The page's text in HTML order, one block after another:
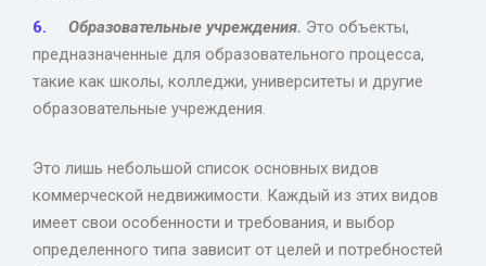
Образовательные учреждения. Это объекты,
предназначенные для образовательного процесса,
такие как школы, колледжи, университеты и другие
образовательные учреждения.
Это лишь небольшой список основных видов
коммерческой недвижимости. Каждый из этих видов
имеет свои особенности и требования, и выбор
определенного типа зависит от целей и потребностей